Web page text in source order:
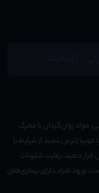
مواد روان‌گردان یا محرک
(ترس شدید از شرایط یا
قرار دهید. رعایت شئونات
ورود افراد دارای بیماری‌های